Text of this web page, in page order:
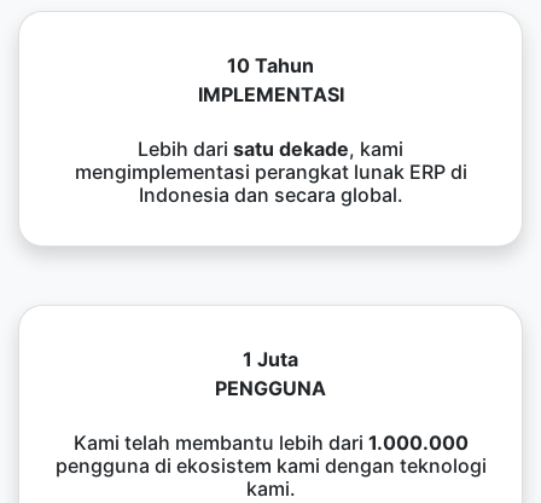
10 Tahun
IMPLEMENTASI
Lebih dari satu dekade, kami
mengimplementasi perangkat lunak ERP di
Indonesia dan secara global.
1 Juta
PENGGUNA
Kami telah membantu lebih dari 1.000.000
pengguna di ekosistem kami dengan teknologi
kami.